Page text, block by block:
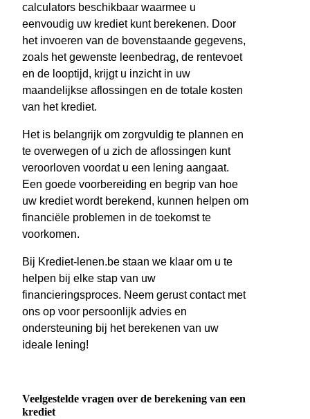
calculators beschikbaar waarmee u
eenvoudig uw krediet kunt berekenen. Door
het invoeren van de bovenstaande gegevens,
zoals het gewenste leenbedrag, de rentevoet
en de looptijd, krijgt u inzicht in uw
maandelijkse aflossingen en de totale kosten
van het krediet.
Het is belangrijk om zorgvuldig te plannen en
te overwegen of u zich de aflossingen kunt
veroorloven voordat u een lening aangaat.
Een goede voorbereiding en begrip van hoe
uw krediet wordt berekend, kunnen helpen om
financiële problemen in de toekomst te
voorkomen.
Bij Krediet-lenen.be staan we klaar om u te
helpen bij elke stap van uw
financieringsproces. Neem gerust contact met
ons op voor persoonlijk advies en
ondersteuning bij het berekenen van uw
ideale lening!
Veelgestelde vragen over de berekening van een
krediet